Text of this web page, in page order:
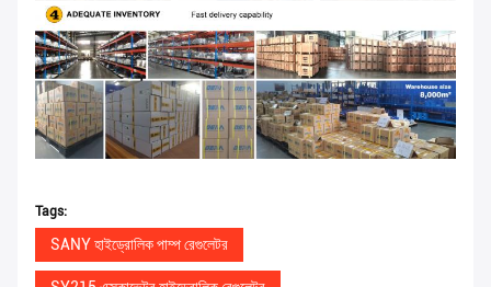
Tags:
SANY হাইড্রোলিক পাম্প রেগুলেটর